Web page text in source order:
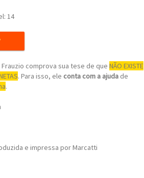
14
comprova sua tese de que NÃO EXISTE
. Para isso, ele conta com a ajudade
.
e impressa por Marcatti